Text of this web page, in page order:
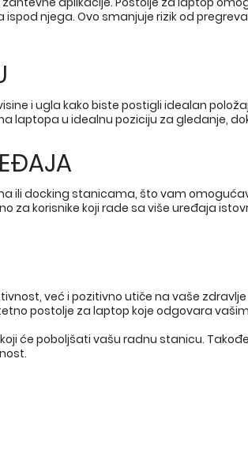
njega. Ovo smanjuje rizik od
i ugla kako biste postigli idealan
u idealnu poziciju za gledanje,
ili docking stanicama, što vam
za korisnike koji rade sa više uređaja
već i pozitivno utiče na vaše
postolje za laptop koje odgovara
će poboljšati vašu radnu stanicu.